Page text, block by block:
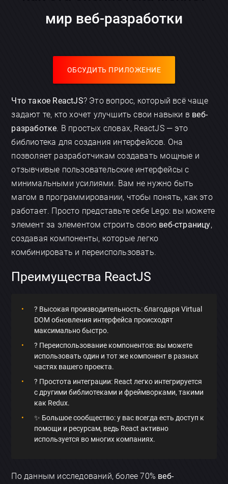
мир веб-разработки
ОБСУДИТЬ ПРИЛОЖЕНИЕ
Что такое ReactJS? Это вопрос, который всё чаще
задают те, кто хочет улучшить свои навыки в веб-
разработке. В простых словах, ReactJS — это
библиотека для создания интерфейсов. Она
позволяет разработчикам создавать мощные и
отзывчивые пользовательские интерфейсы с
минимальными усилиями. Вам не нужно быть
магом в программировании, чтобы понять, как это
работает. Просто представьте себе Lego: вы можете
элемент за элементом строить свою веб-страницу,
создавая компоненты, которые легко
комбинировать и переиспользовать.
Преимущества ReactJS
? Высокая производительность: благодаря Virtual
DOM обновления интерфейса происходят
максимально быстро.
? Переиспользование компонентов: вы можете
использовать один и тот же компонент в разных
частях вашего проекта.
? Простота интеграции: React легко интегрируется
с другими библиотеками и фреймворками, такими
как Redux.
✨ Большое сообщество: у вас всегда есть доступ к
помощи и ресурсам, ведь React активно
используется во многих компаниях.
По данным исследований, более 70% веб-